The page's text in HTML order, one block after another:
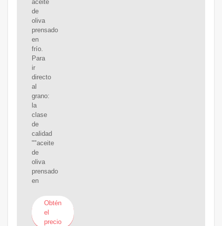
aceite
de
oliva
prensado
en
frío.
Para
ir
directo
al
grano:
la
clase
de
calidad
""aceite
de
oliva
prensado
en
Obtén
el
precio